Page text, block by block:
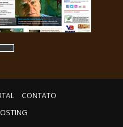
CONTATO